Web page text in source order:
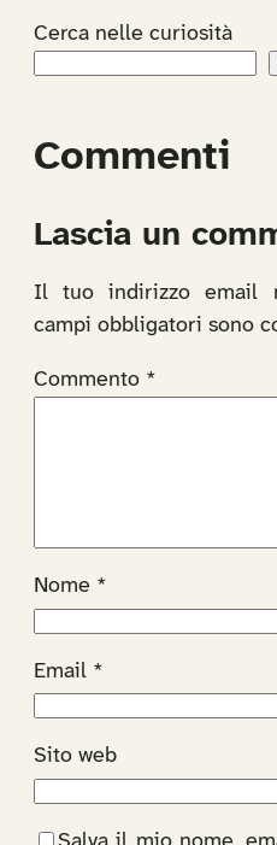
Cerca nelle curiosità
Commenti
Lascia un
Il tuo indirizzo email
campi obbligatori sono
Commento *
Nome *
Email *
Sito web